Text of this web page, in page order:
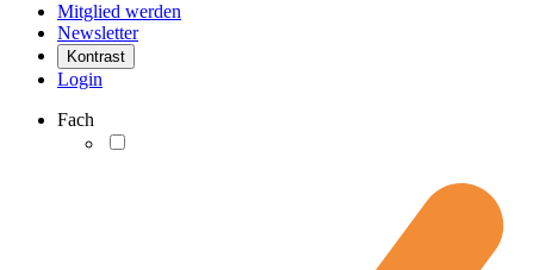
Mitglied werden
Newsletter
Kontrast
Login
Fach